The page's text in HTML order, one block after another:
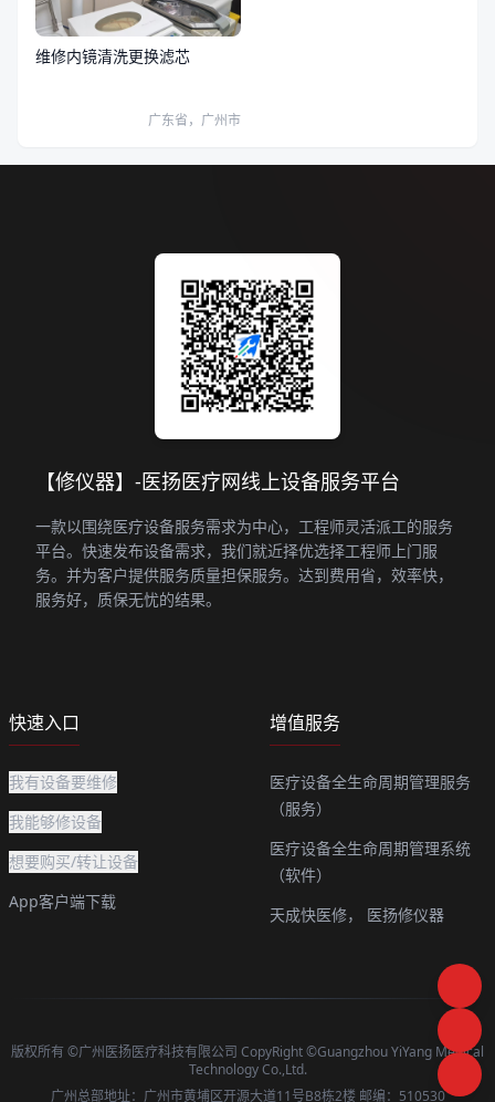
维修内镜清洗更换滤芯
广东省，广州市
【修仪器】-医扬医疗网线上设备服务平台
一款以围绕医疗设备服务需求为中心，工程师灵活派工的服务
平台。快速发布设备需求，我们就近择优选择工程师上门服
务。并为客户提供服务质量担保服务。达到费用省，效率快，
服务好，质保无忧的结果。
快速入口
我有设备要维修
我能够修设备
想要购买/转让设备
App客户端下载
增值服务
医疗设备全生命周期管理服务
（服务）
医疗设备全生命周期管理系统
（软件）
天成快医修，
医扬修仪器
版权所有 ©广州医扬医疗科技有限公司 CopyRight ©Guangzhou YiYang Medical
Technology Co.,Ltd.
广州总部地址：广州市黄埔区开源大道11号B8栋2楼 邮编：510530